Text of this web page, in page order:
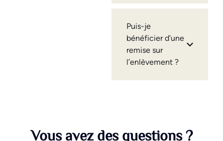
Puis-je
bénéficier d’une
remise sur
l’enlèvement ?